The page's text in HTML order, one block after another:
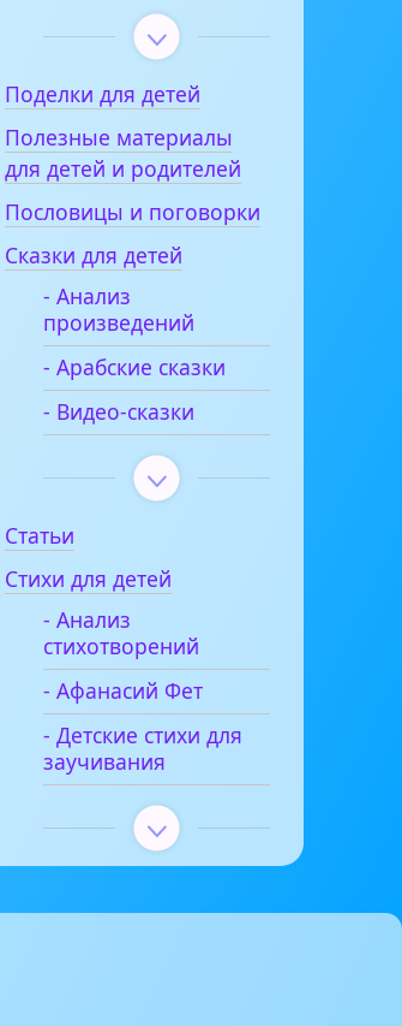
Поделки для детей
Полезные материалы
для детей и родителей
Пословицы и поговорки
Сказки для детей
- Анализ
произведений
- Арабские сказки
- Видео-сказки
Статьи
Стихи для детей
- Анализ
стихотворений
- Афанасий Фет
- Детские стихи для
заучивания